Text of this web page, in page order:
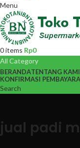
Menu
0items Rp0
All Category
BERANDATENTANG KAMI
KONFIRMASI
Search
jual padi